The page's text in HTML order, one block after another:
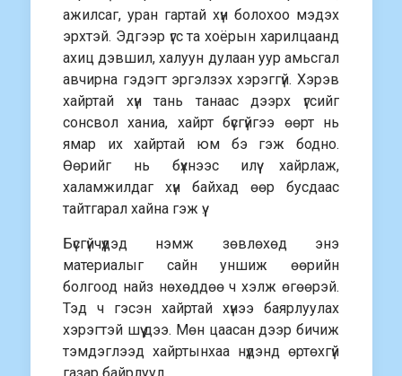
ажилсаг, уран гартай хүн болохоо мэдэх
эрхтэй. Эдгээр үгс та хоёрын харилцаанд
ахиц дэвшил, халуун дулаан уур амьсгал
авчирна гэдэгт эргэлзэх хэрэггүй. Хэрэв
хайртай хүн тань танаас дээрх үгсийг
сонсвол ханиа, хайрт бүсгүйгээ өөрт нь
ямар их хайртай юм бэ гэж бодно.
Өөрийг нь бүхнээс илүү хайрлаж,
халамжилдаг хүн байхад өөр бусдаас
тайтгарал хайна гэж үү.
Бүсгүйчүүдэд нэмж зөвлөхөд энэ
материалыг сайн уншиж өөрийн
болгоод найз нөхөддөө ч хэлж өгөөрэй.
Тэд ч гэсэн хайртай хүнээ баярлуулах
хэрэгтэй шүү дээ. Мөн цаасан дээр бичиж
тэмдэглээд хайртынхаа нүдэнд өртөхгүй